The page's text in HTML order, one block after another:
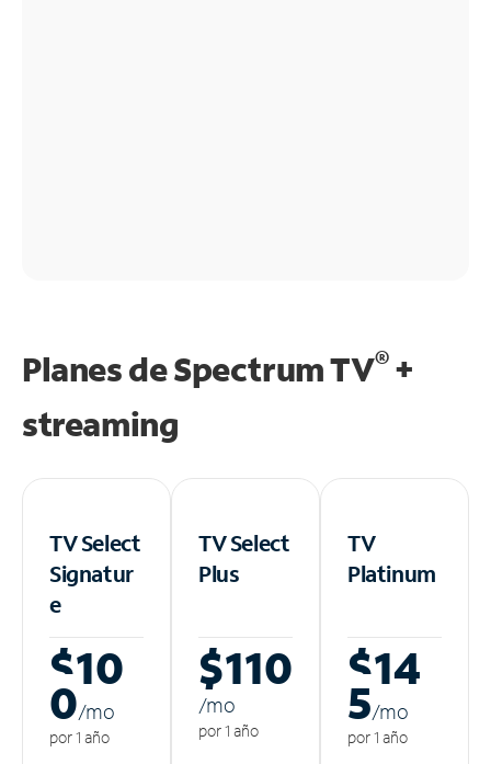
Planes de Spectrum TV®+
streaming
TV Select
Signatur
e
$10
0/mo
por 1 año
TV Select
Plus
$110
/mo
por 1 año
TV
Platinum
$14
5/mo
por 1 año